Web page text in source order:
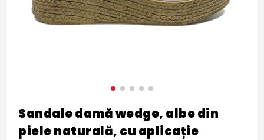
Sandale damă wedge, albe din
piele naturală, cu aplicație